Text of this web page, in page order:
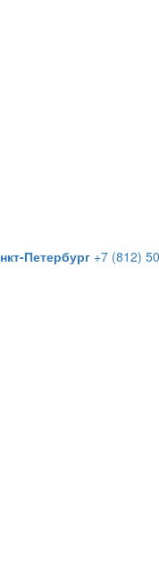
Петербург +7 (812)